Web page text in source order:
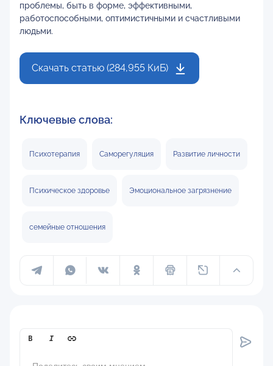
проблемы, быть в форме, эффективными,
работоспособными, оптимистичными и счастливыми
людьми.
Скачать статью (284,955 КиБ)
Ключевые слова:
Психотерапия Саморегуляция Развитие личности
Психическое здоровье Эмоциональное загрязнение
семейные отношения
Comment[text]